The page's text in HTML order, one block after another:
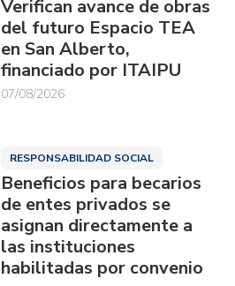
Verifican avance de obras
del futuro Espacio TEA
en San Alberto,
financiado por ITAIPU
07/08/2026
RESPONSABILIDAD SOCIAL
Beneficios para becarios
de entes privados se
asignan directamente a
las instituciones
habilitadas por convenio